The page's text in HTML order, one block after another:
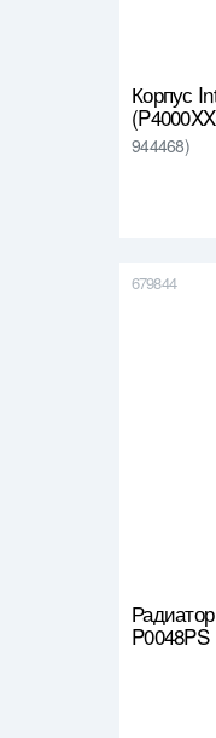
Корпус
944468)
679844
P0048PS